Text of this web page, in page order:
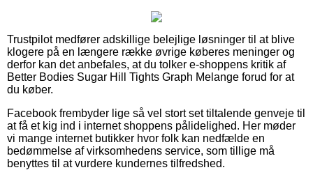
Trustpilot medfører adskillige belejlige løsninger til at blive
klogere på en længere række øvrige køberes meninger og
derfor kan det anbefales, at du tolker e-shoppens kritik af
Better Bodies Sugar Hill Tights Graph Melange forud for at
du køber.
Facebook frembyder lige så vel stort set tiltalende genveje til
at få et kig ind i internet shoppens pålidelighed. Her møder
vi mange internet butikker hvor folk kan nedfælde en
bedømmelse af virksomhedens service, som tillige må
benyttes til at vurdere kundernes tilfredshed.